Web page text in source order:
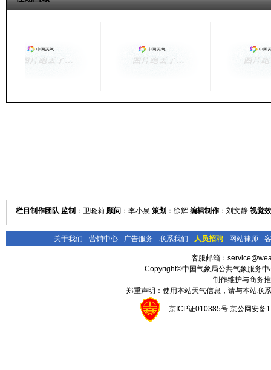
栏目制作团队 监制 ：卫晓莉 顾问 ：李小泉 策划 ：徐辉 编辑制作 ：刘文静 视觉
关于我们 - 营销中心 - 广告服务 - 联系我们 - 人员招聘 - 网站律师 -
客服邮箱：
Copyright©中国气象局公共气象服务
制作维护与商务
郑重声明：使用本站天气信息，请与本站联
京ICP证010385号 京公网安备